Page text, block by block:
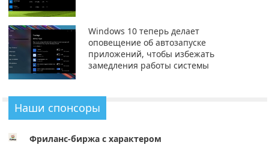
Windows 10 теперь делает
оповещение об автозапуске
приложений, чтобы избежать
замедления работы системы
Наши спонсоры
Фриланс-биржа с характером